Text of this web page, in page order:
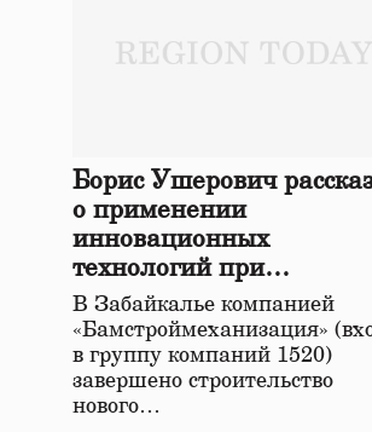
Борис Ушерович
о применении
инновационных
технологий при
строительстве нового
в Забайкалье
В Забайкалье компанией
«Бамстроймеханизация»
в группу компаний 1520)
завершено строительство
нового…